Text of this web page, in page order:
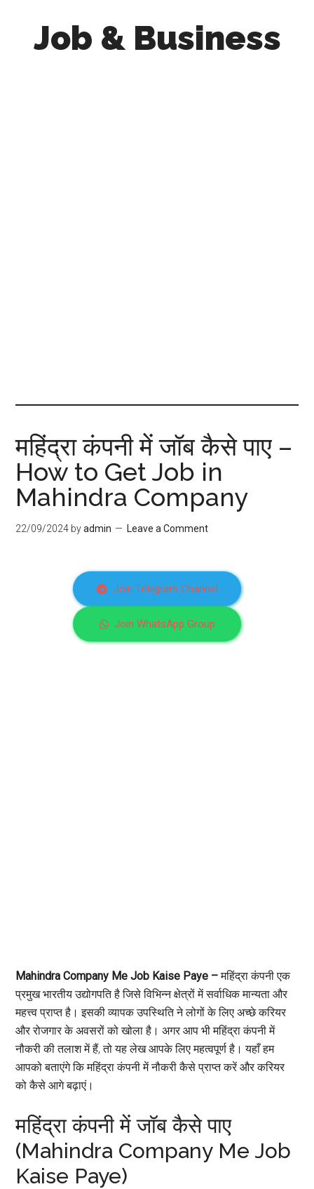
Job & Business
महिंद्रा कंपनी में जॉब कैसे पाए –
How to Get Job in
Mahindra Company
22/09/2024 byadmin Leave a Comment
Join Telegram Channel
Join WhatsApp Group
Mahindra Company Me Job Kaise Paye –महिंद्रा कंपनी एक
प्रमुख भारतीय उद्योगपति है जिसे विभिन्न क्षेत्रों में सर्वाधिक मान्यता और
महत्त्व प्राप्त है। इसकी व्यापक उपस्थिति ने लोगों के लिए अच्छे करियर
और रोजगार के अवसरों को खोला है। अगर आप भी महिंद्रा कंपनी में
नौकरी की तलाश में हैं, तो यह लेख आपके लिए महत्वपूर्ण है। यहाँ हम
आपको बताएंगे कि महिंद्रा कंपनी में नौकरी कैसे प्राप्त करें और करियर
को कैसे आगे बढ़ाएं।
महिंद्रा कंपनी में जॉब कैसे पाए
(Mahindra Company Me Job
Kaise Paye)